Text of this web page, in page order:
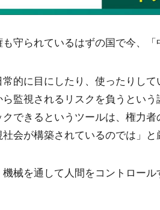
守られているはずの国で今、「
的に目にしたり、使ったりし
監視されるリスクを負うとい
できるというツールは、権力
会が構築されているのでは」と
械を通して人間をコントロール